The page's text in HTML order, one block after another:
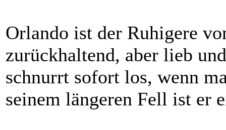
Orlando ist der Ruhigere
zurückhaltend, aber lieb
schnurrt sofort los, wenn
seinem längeren Fell ist er